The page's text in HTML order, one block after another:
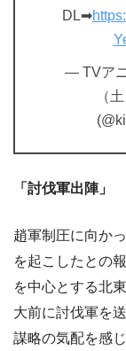
DL➡
— TVア
（
「討伐軍出陣」
趙軍制圧に向か
を起こしたとの
を中心とする北
大前に討伐軍を
謀略の気配を感